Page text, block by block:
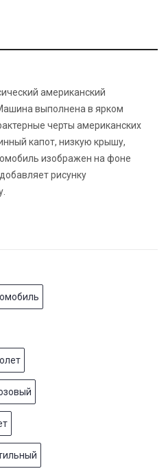
американский
выполнена в ярком
черты американских
капот, низкую крышу,
изображен на фоне
рисунку